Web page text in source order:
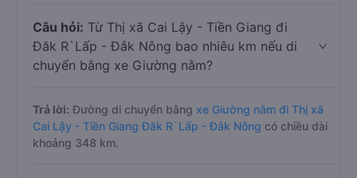
Câu hỏi: Từ Thị xã Cai Lậy - Tiền Giang đi
Đăk R`Lấp - Đắk Nông bao nhiêu km nếu di
chuyển bằng xe Giường nằm?
Trả lời: Đường di chuyển bằng xe Giường nằm đi Thị xã
Cai Lậy - Tiền Giang Đăk R`Lấp - Đắk Nông có chiều dài
khoảng 348 km.